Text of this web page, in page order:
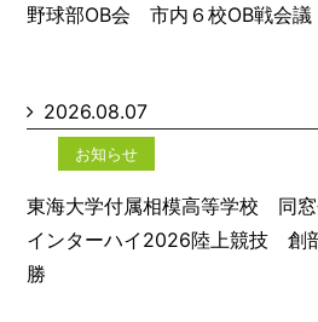
野球部OB会 市内
2026.08.07
お知らせ
東海大学付属相模高等学校 同
インターハイ2026陸上競技 創
勝